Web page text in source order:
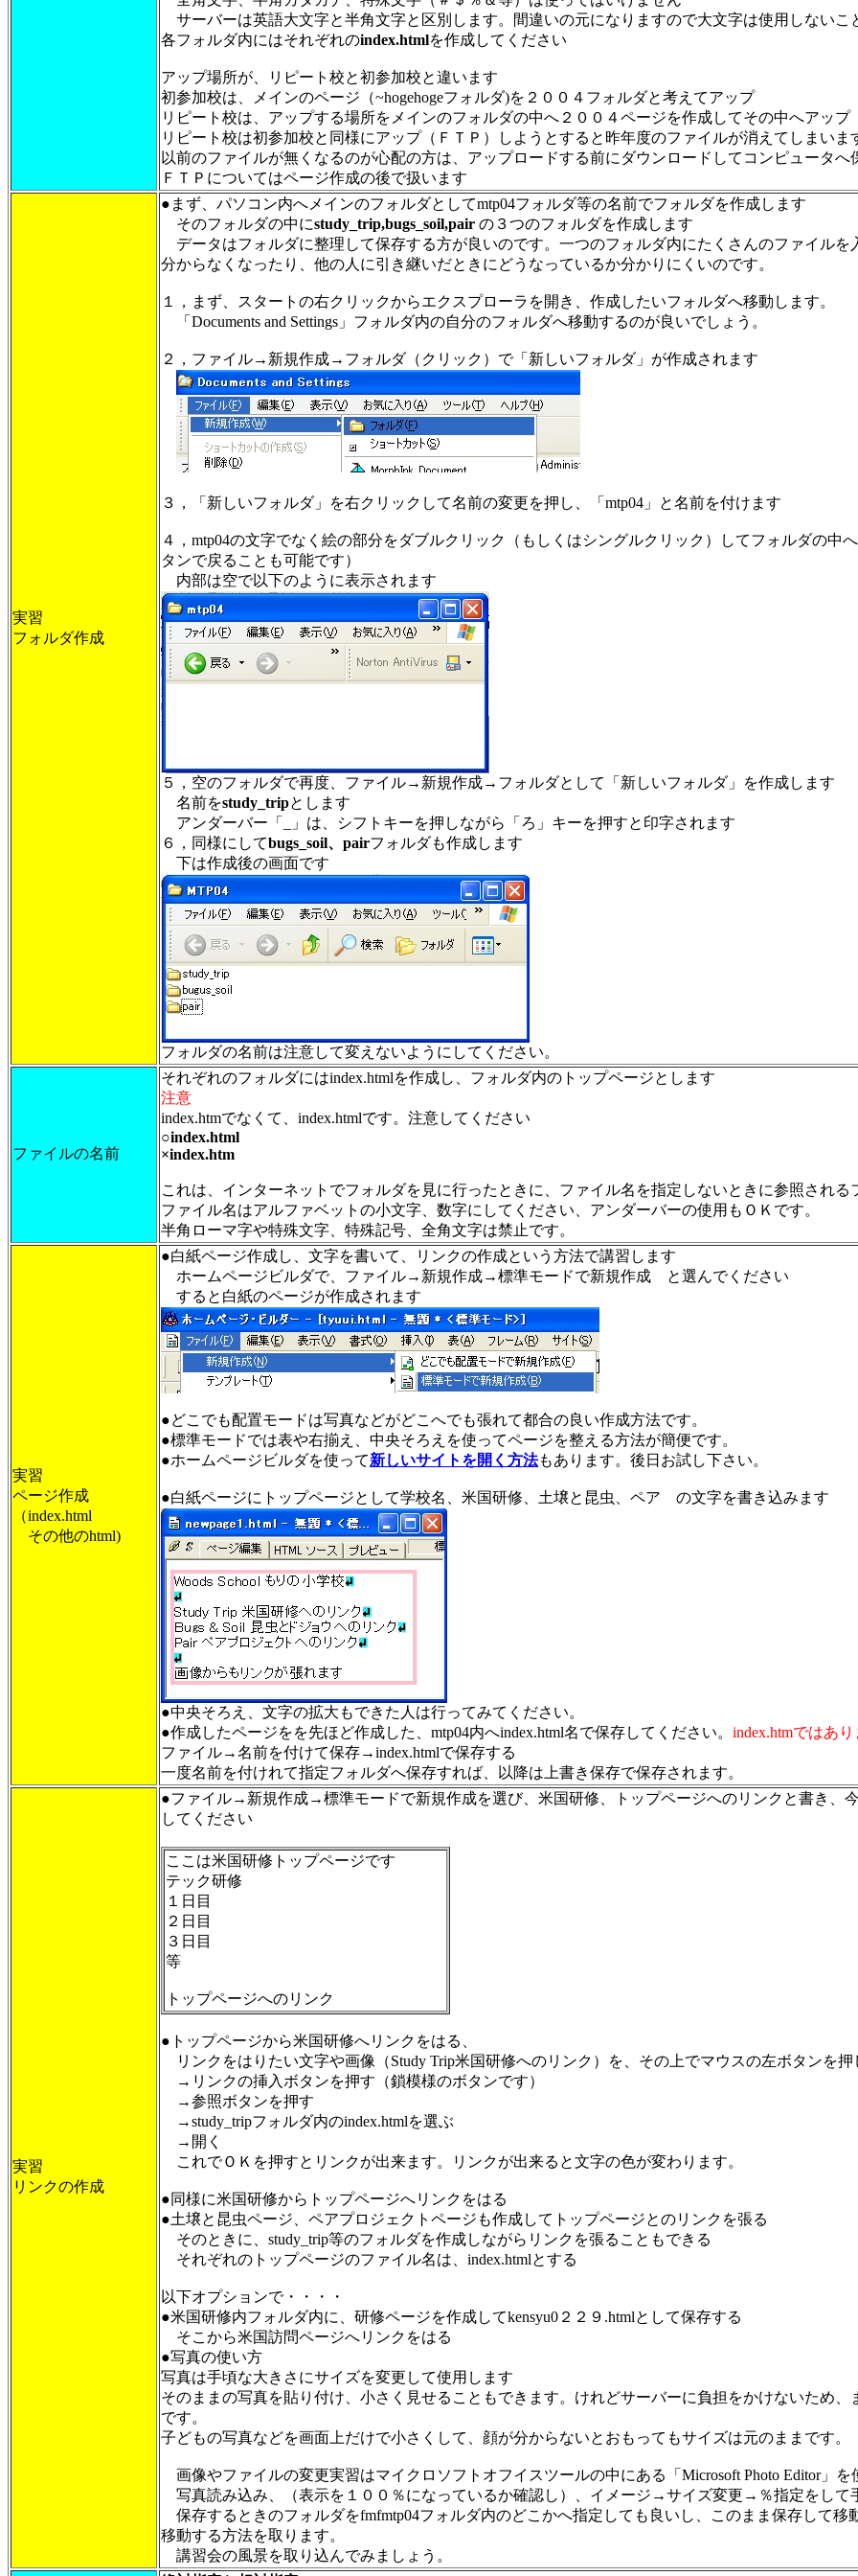
サーバーは英語大文字と半角文字と区別します。間違いの元になりますので大文字は使用しないこ
各フォルダ内にはそれぞれのindex.htmlを作成してください
アップ場所が、リピート校と初参加校と違います
初参加校は、メインのページ（~hogehogeフォルダ)を２００４フォルダと考えてアップ
リピート校は、アップする場所をメインのフォルダの中へ２００４ページを作成してその中へアップ
リピート校は初参加校と同様にアップ（ＦＴＰ）しようとすると昨年度のファイルが消えてしまいま
以前のファイルが無くなるのが心配の方は、アップロードする前にダウンロードしてコンピュータへ
ＦＴＰについてはページ作成の後で扱います
実習
フォルダ作成
●まず、パソコン内へメインのフォルダとしてmtp04フォルダ等の名前でフォルダを作成します
そのフォルダの中にstudy_trip,bugs_soil,pair の３つのフォルダを作成します
データはフォルダに整理して保存する方が良いのです。一つのフォルダ内にたくさんのファイル
分からなくなったり、他の人に引き継いだときにどうなっているか分かりにくいのです。
１，まず、スタートの右クリックからエクスプローラを開き、作成したいフォルダへ移動します。
「Documents and Settings」フォルダ内の自分のフォルダへ移動するのが良いでしょう。
２，ファイル→新規作成→フォルダ（クリック）で「新しいフォルダ」が作成されます
３，「新しいフォルダ」を右クリックして名前の変更を押し、「mtp04」と名前を付けます
４，mtp04の文字でなく絵の部分をダブルクリック（もしくはシングルクリック）してフォルダの中
タンで戻ることも可能です）
内部は空で以下のように表示されます
５，空のフォルダで再度、ファイル→新規作成→フォルダとして「新しいフォルダ」を作成します
名前をstudy_tripとします
アンダーバー「_」は、シフトキーを押しながら「ろ」キーを押すと印字されます
６，同様にしてbugs_soil、pairフォルダも作成します
下は作成後の画面です
フォルダの名前は注意して変えないようにしてください。
ファイルの名前
それぞれのフォルダにはindex.htmlを作成し、フォルダ内のトップページとします
注意
index.htmでなくて、index.htmlです。注意してください
○index.html
×index.htm
これは、インターネットでフォルダを見に行ったときに、ファイル名を指定しないときに参照される
ファイル名はアルファベットの小文字、数字にしてください、アンダーバーの使用もＯＫです。
半角ローマ字や特殊文字、特殊記号、全角文字は禁止です。
実習
ページ作成
（index.html
その他のhtml)
●白紙ページ作成し、文字を書いて、リンクの作成という方法で講習します
ホームページビルダで、ファイル→新規作成→標準モードで新規作成 と選んでください
すると白紙のページが作成されます
●どこでも配置モードは写真などがどこへでも張れて都合の良い作成方法です。
●標準モードでは表や右揃え、中央そろえを使ってページを整える方法が簡便です。
●ホームページビルダを使って新しいサイトを開く方法もあります。後日お試し下さい。
●白紙ページにトップページとして学校名、米国研修、土壌と昆虫、ペア の文字を書き込みます
●中央そろえ、文字の拡大もできた人は行ってみてください。
●作成したページをを先ほど作成した、mtp04内へindex.html名で保存してください。 index.htmではあり
ファイル→名前を付けて保存→index.htmlで保存する
一度名前を付けれて指定フォルダへ保存すれば、以降は上書き保存で保存されます。
実習
リンクの作成
●ファイル→新規作成→標準モードで新規作成を選び、米国研修、トップページへのリンクと書き、
してください
ここは米国研修トップページです
テック研修
１日目
２日目
３日目
等
トップページへのリンク
●トップページから米国研修へリンクをはる、
リンクをはりたい文字や画像（Study Trip米国研修へのリンク）を、その上でマウスの左ボタンを押
→リンクの挿入ボタンを押す（鎖模様のボタンです）
→参照ボタンを押す
→study_tripフォルダ内のindex.htmlを選ぶ
→開く
これでＯＫを押すとリンクが出来ます。リンクが出来ると文字の色が変わります。
●同様に米国研修からトップページへリンクをはる
●土壌と昆虫ページ、ペアプロジェクトページも作成してトップページとのリンクを張る
そのときに、study_trip等のフォルダを作成しながらリンクを張ることもできる
それぞれのトップページのファイル名は、index.htmlとする
以下オプションで・・・・
●米国研修内フォルダ内に、研修ページを作成してkensyu0２２９.htmlとして保存する
そこから米国訪問ページへリンクをはる
●写真の使い方
写真は手頃な大きさにサイズを変更して使用します
そのままの写真を貼り付け、小さく見せることもできます。けれどサーバーに負担をかけないため
です。
子どもの写真などを画面上だけで小さくして、顔が分からないとおもってもサイズは元のままです。
画像やファイルの変更実習はマイクロソフトオフイスツールの中にある「Microsoft Photo Editor」を
写真読み込み、（表示を１００％になっているか確認し）、イメージ→サイズ変更→％指定をして
保存するときのフォルダをfmfmtp04フォルダ内のどこかへ指定しても良いし、このまま保存して
移動する方法を取ります。
講習会の風景を取り込んでみましょう。